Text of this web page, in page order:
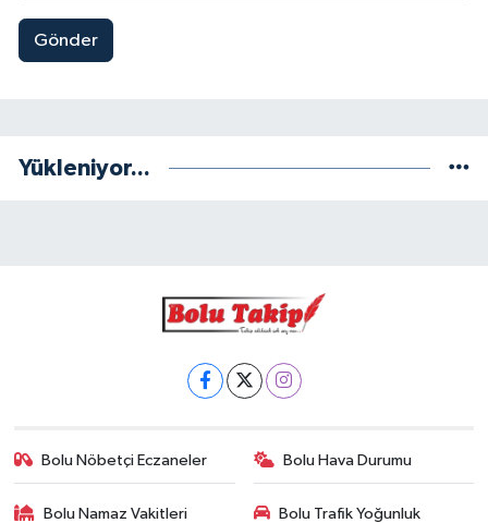
Gönder
Yükleniyor...
Bolu Nöbetçi Eczaneler Bolu Hava Durumu
Bolu Namaz Vakitleri
Bolu Trafik Yoğunluk